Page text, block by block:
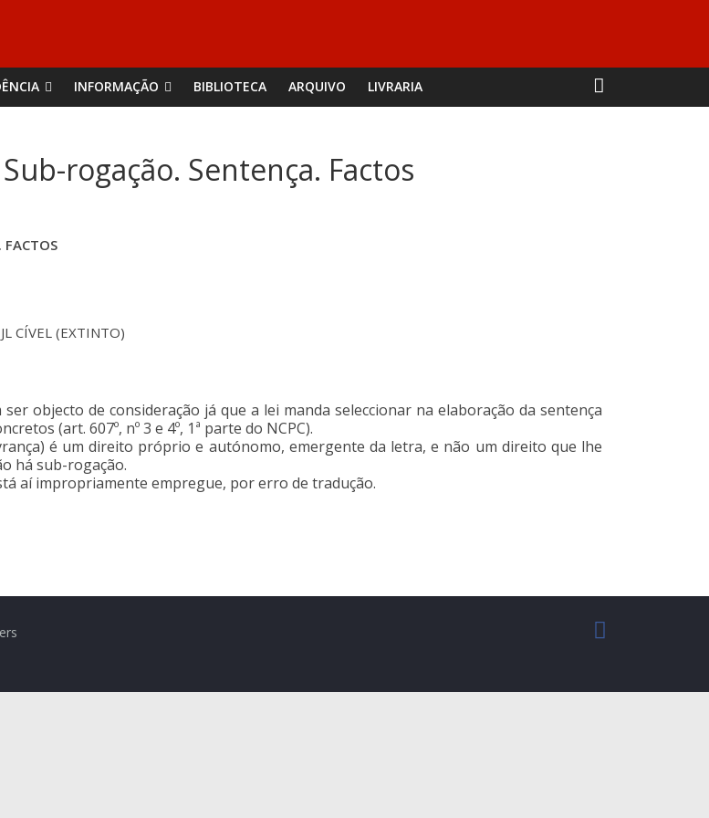
INFORMAÇÃO BIBLIOTECA ARQUIVO LIVRARIA
rogação. Sentença. Factos
FACTOS
CÍVEL (EXTINTO)
objecto de consideração já que a lei manda seleccionar na elaboração da sentença
(art. 607º, nº 3 e 4º, 1ª parte do NCPC).
é um direito próprio e autónomo, emergente da letra, e não um direito que lhe
há sub-rogação.
aí impropriamente empregue, por erro de tradução.